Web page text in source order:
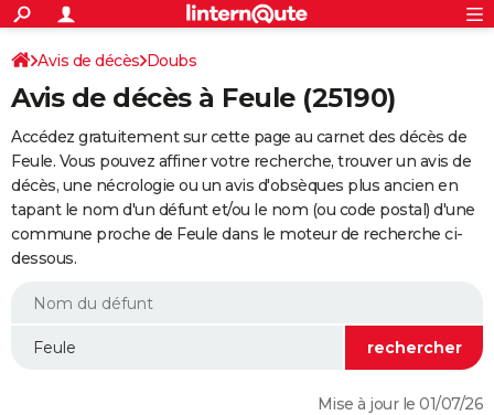
ACTUALITÉS
Politique
Société
Faits Divers
Education
Monde
Villes
+
SPORT
Coupe du monde 2026
Football
Tennis
Cyclisme
Rugby
Forum
Programme TV
TNT
Streaming
Cinéma
Sorties cinéma
Musique
+
FINANCE
Retraite
Epargne
Immobilier
Risques naturels par ville
Assurance
AUTO
Essais
Réserver un essai
Citadines
Berlines
SUV
Forum auto
+
HIGH-TECH
BRICOLAGE
WEEK-END
Avis de décès Doubs
Avis de décès à Feule (25190)
Accédez gratuitement sur cette page au carnet des décès de
Feule. Vous pouvez affiner votre recherche, trouver un avis de
décès, une nécrologie ou un avis d'obsèques plus ancien en
tapant le nom d'un défunt et/ou le nom (ou code postal) d'une
commune proche de Feule dans le moteur de recherche ci-
dessous.
Mise à jour le 01/07/26